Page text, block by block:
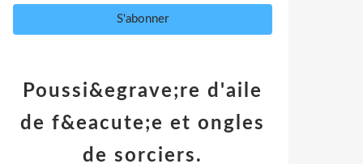
Poussi&egrave;re d'aile
de f&eacute;e et ongles
de sorciers.